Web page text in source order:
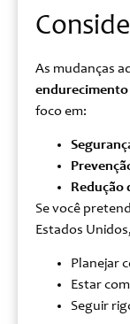
As mudanças
endurecimento
foco em:
Se você
Estados
Planejar
Estar
Seguir